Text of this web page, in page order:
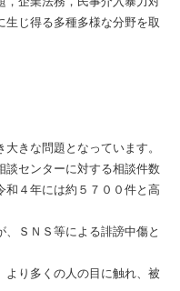
じ得る多種多様な分野を取
きな問題となっています。
談センターに対する相談件数
和４年には約５７００件と高
ＳＮＳ等による誹謗中傷と
より多くの人の目に触れ、被